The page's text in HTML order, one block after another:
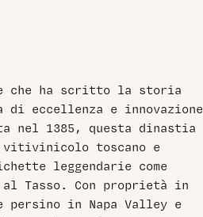
che ha scritto la storia
eccellenza e innovazione
nel 1385, questa dinastia
vitivinicolo toscano e
leggendarie come
al Tasso. Con proprietà in
persino in Napa Valley e